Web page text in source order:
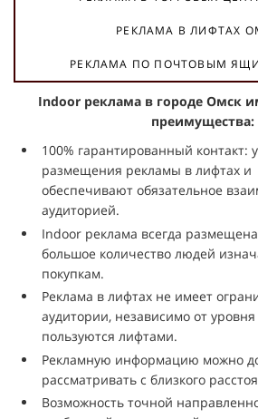
РЕКЛАМА В ЛИФТАХ
РЕКЛАМА ПО ПОЧТОВЫМ
Indoor реклама в городе Омск
преимущества:
100% гарантированный контакт:
размещения рекламы в лифтах
обеспечивают обязательное
аудиторией.
Indoor реклама всегда размещена
большое количество людей
покупкам.
Реклама в лифтах не имеет
аудитории, независимо от уровня
пользуются лифтами.
Рекламную информацию можно
рассматривать с близкого
Возможность точной